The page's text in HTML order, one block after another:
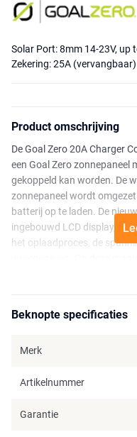
Solar Port: 8mm 14-23V, up
Zekering: 25A (vervangbaar)
Product omschrijving
De Goal Zero 20A Charger
een Goal Zero zonnepaneel
gekoppeld kan worden. De
zonnepaneel wordt
batterij op te laden. De
ingebouwd LCD display,
het oplaadproces, de
accessoires nodig. Zie de
biedt tegen stof en vuil,
oplaadconditie kunt
Beknopte specificaties
Merk
Artikelnummer
Garantie